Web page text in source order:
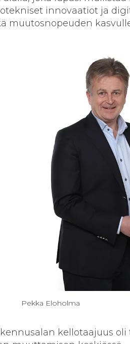
innovaatiot ja
muutosnopeuden
Pekka Eloholma
kellotaajuus